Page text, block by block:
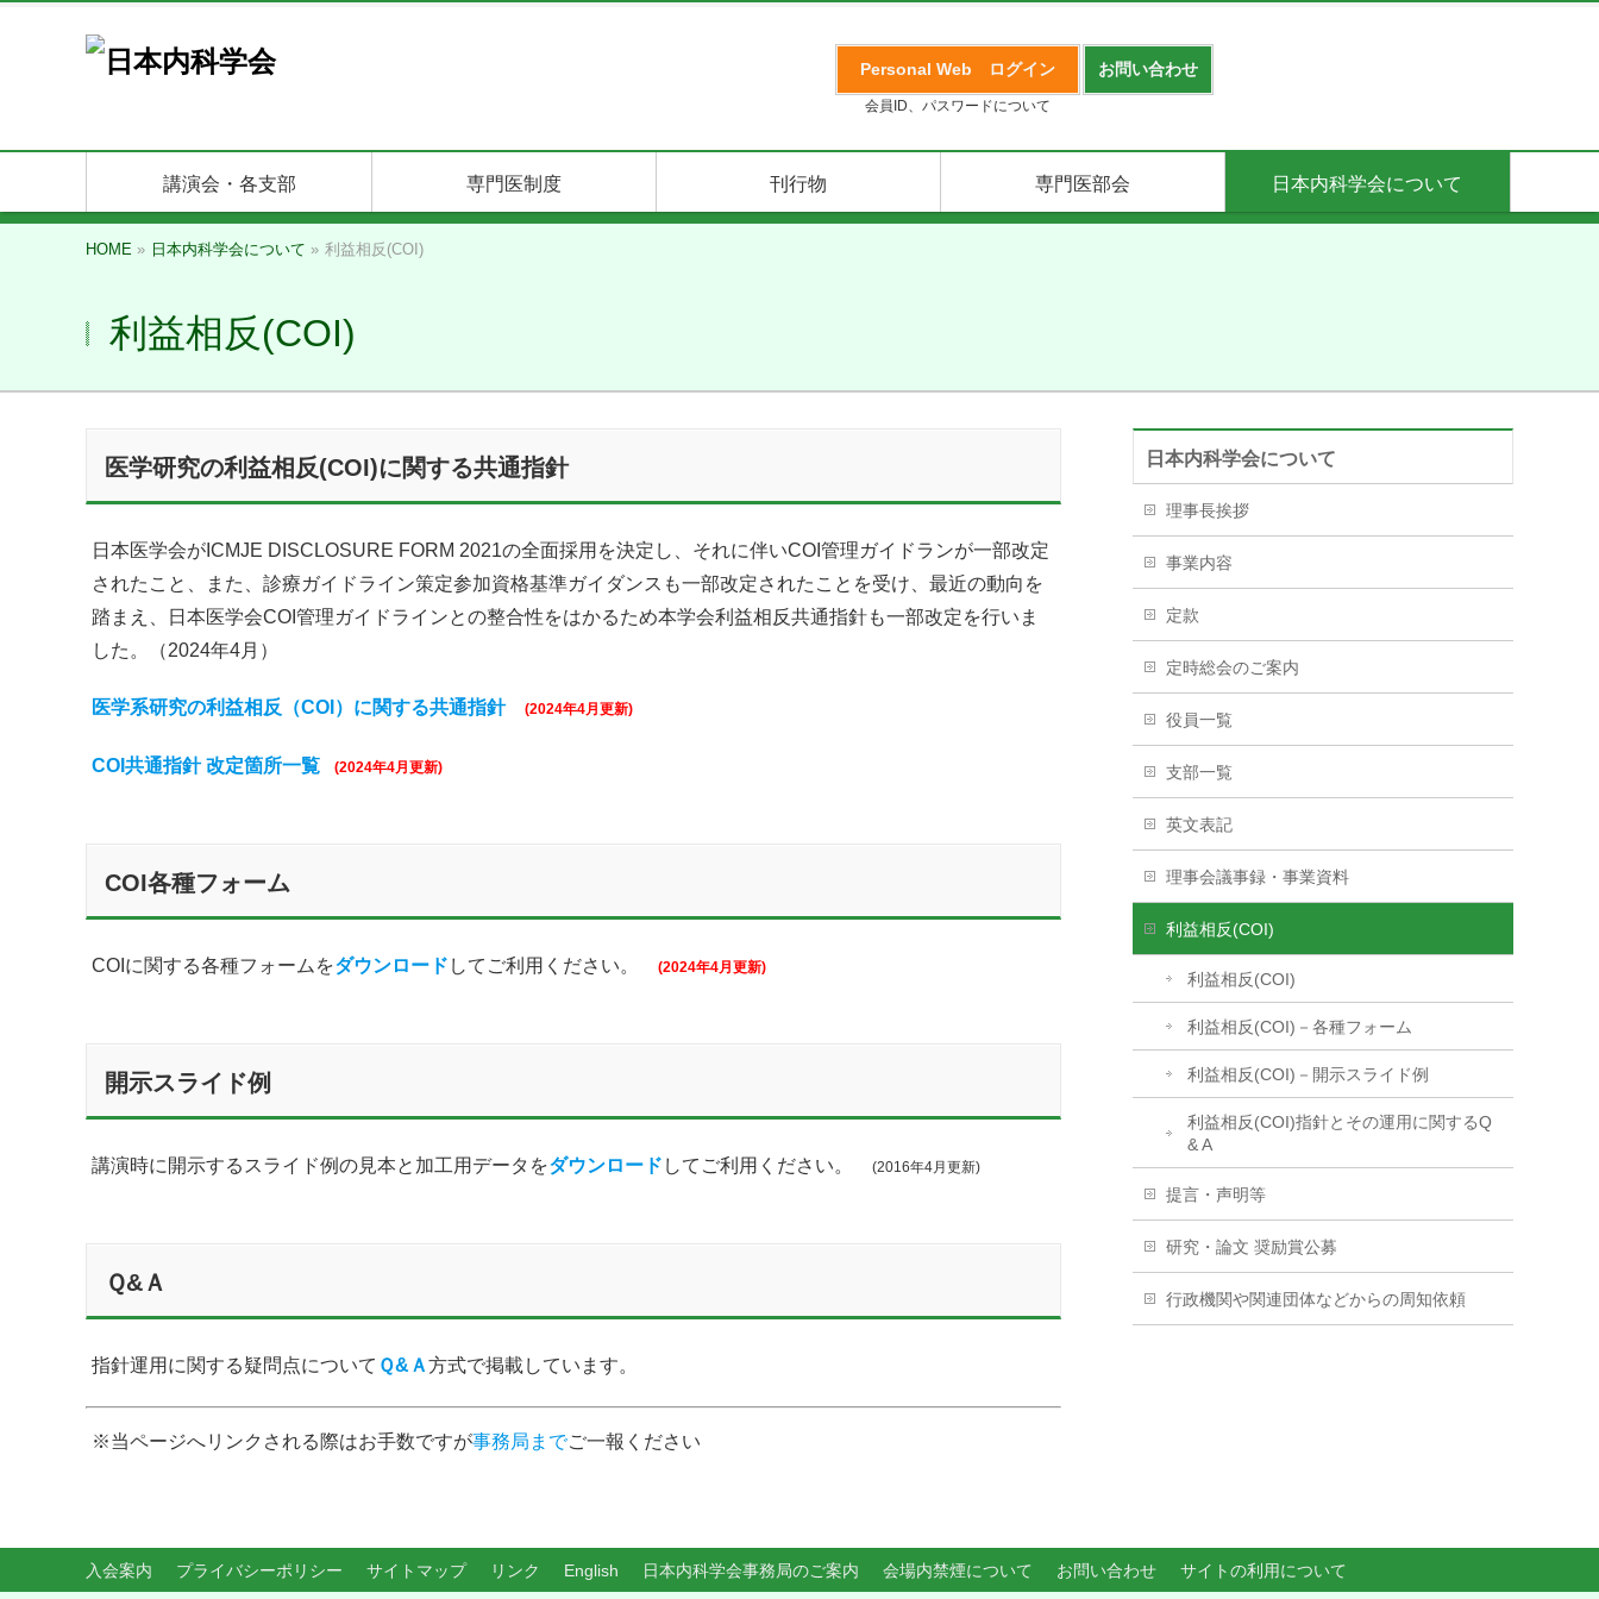
お問い合わせ
Personal Web ログイン
会員ID、パスワードについて
講演会・各支部 専門医制度 刊行物 専門医部会 日本内科学会について
HOME » 日本内科学会について » 利益相反(COI)
利益相反(COI)
医学研究の利益相反(COI)に関する共通指針
日本医学会がICMJE DISCLOSURE FORM 2021の全面採用を決定し、それに伴いCOI管理ガイドランが一部改定
されたこと、また、診療ガイドライン策定参加資格基準ガイダンスも一部改定されたことを受け、最近の動向を
踏まえ、日本医学会COI管理ガイドラインとの整合性をはかるため本学会利益相反共通指針も一部改定を行いま
した。（2024年4月）
医学系研究の利益相反（COI）に関する共通指針 (2024年4月更新)
COI共通指針 改定箇所一覧 (2024年4月更新)
COI各種フォーム
COIに関する各種フォームをダウンロード してご利用ください。 (2024年4月更新)
開示スライド例
講演時に開示するスライド例の見本と加工用データをダウンロード してご利用ください。 (2016年4月更新)
Ｑ&Ａ
指針運用に関する疑問点について Ｑ&Ａ方式で掲載しています。
※当ページへリンクされる際はお手数ですが事務局までご一報ください
日本内科学会について
理事長挨拶
事業内容
定款
定時総会のご案内
役員一覧
支部一覧
英文表記
理事会議事録・事業資料
利益相反(COI)
利益相反(COI)
利益相反(COI)－各種フォーム
利益相反(COI)－開示スライド例
利益相反(COI)指針とその運用に関するQ
& A
提言・声明等
研究・論文 奨励賞公募
行政機関や関連団体などからの周知依頼
入会案内 プライバシーポリシー サイトマップ リンク English 日本内科学会事務局のご案内 会場内禁煙について お問い合わせ サイトの利用について